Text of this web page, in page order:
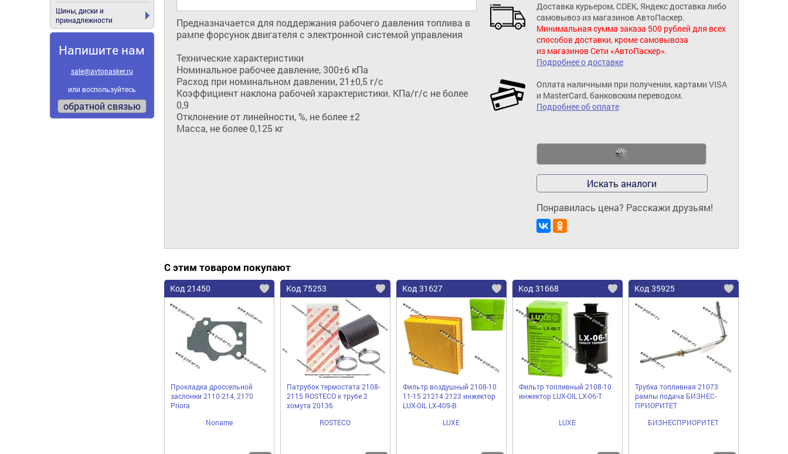
Шины, диски и
принадлежности
Напишите нам
sale@avtopasker.ru
или воспользуйтесь
обратной связью
Доставка курьером, CDEK, Яндекс доставка либо
самовывоз из магазинов АвтоПаскер.
Минимальная сумма заказа 500 рублей для всех
способов доставки, кроме самовывоза
из магазинов Сети «АвтоПаскер».
Подробнее о доставке
Оплата наличными при получении, картами VISA
и MasterCard, банковским переводом.
Подробнее об оплате
Искать аналоги
Понравилась цена? Расскажи друзьям!
Предназначается для поддержания рабочего давления топлива в
рампе форсунок двигателя с электронной системой управления
Технические характеристики
Номинальное рабочее давление, 300±6 кПа
Расход при номинальном давлении, 21±0,5 г/с
Коэффициент наклона рабочей характеристики. КПа/г/с не более
0,9
Отклонение от линейности, %, не более ±2
Масса, не более 0,125 кг
С этим товаром покупают
Код 21450
Прокладка дроссельной
заслонки 2110-214, 2170
Priora
Noname
Код 75253
Патрубок термостата 2108-
2115 ROSTECO к трубе 2
хомута 20136
ROSTECO
Код 31627
Фильтр воздушный 2108-10
11-15 21214 2123 инжектор
LUX-OIL LX-409-B
LUXE
Код 31668
Фильтр топливный 2108-10
инжектор LUX-OIL LX-06-T
LUXE
Код 35925
Трубка топливная 21073
рампы подача БИЗНЕС-
ПРИОРИТЕТ
БИЗНЕСПРИОРИТЕТ